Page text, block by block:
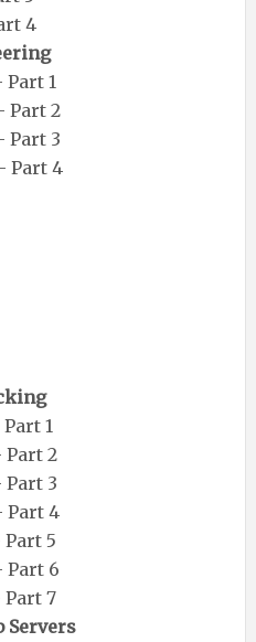
4
1
Part 2
Part 3
Part 4
1
Part 2
Part 3
Part 4
5
Part 6
Part 7
Servers